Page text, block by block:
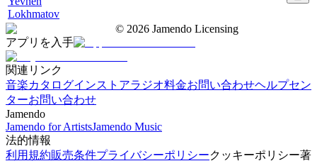
Lokhmatov
© 2026 Jamendo Licensing
アプリを入手
関連リンク
音楽カタログインストアラジオ料金お問い合わせヘルプセン
ターお問い合わせ
Jamendo
Jamendo for ArtistsJamendo Music
法的情報
利用規約販売条件プライバシーポリシークッキーポリシー著